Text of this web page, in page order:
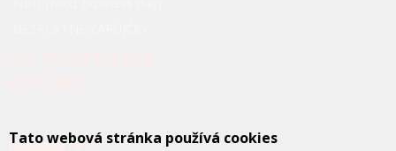
Tato webová stránka používá cookies